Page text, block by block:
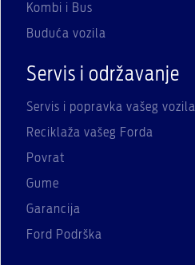
Kombi i Bus
Buduća vozila
Servis i održavanje
Servis i popravka vašeg vozila
Reciklaža vašeg Forda
Povrat
Gume
Garancija
Ford Podrška